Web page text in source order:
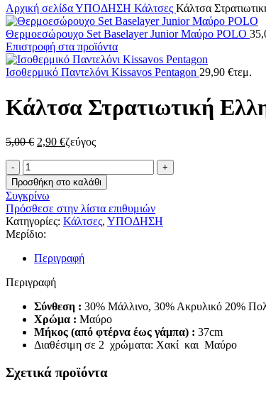
Αρχική σελίδαΥΠΟΔΗΣΗ Κάλτσες Κάλτσα
Θερμοεσώρουχο Set Baselayer Junior Μαύρο POLO
Επιστροφή στα προϊόντα
Ισοθερμικό Παντελόνι Kissavos Pentagon 29,90 €τεμ.
Κάλτσα Στρατιωτική
5,00€ Original
5,00 €.
2,90 €Η
είναι:
2,90 €.
ζεύγος
Κάλτσα
Στρατιωτική
Ελληνικου
Στρατού
‘Ε.Σ.’
Ημιμάλλινη
Ψηλή
(μέχρι
γόνατο)
Προσθήκη στο καλάθι
Συγκρίνω
Πρόσθεσε στην λίστα επιθυμιών
Κατηγορίες: Κάλτσες, ΥΠΟΔΗΣΗ
Μερίδιο:
Περιγραφή
Περιγραφή
Σύνθεση : 30% Μάλλινο, 30% Ακρυλικό 20%
Χρώμα : Μαύρο
Μήκος (από φτέρνα έως γάμπα) : 37cm
Διαθέσιμη σε 2 χρώματα: Χακί και Μαύρο
Σχετικά προϊόντα